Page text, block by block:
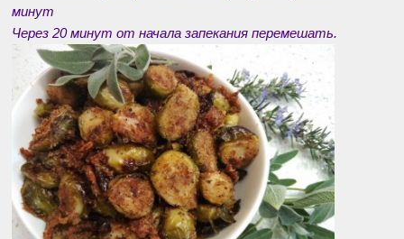
минут
Через 20 минут от начала запекания перемешать.